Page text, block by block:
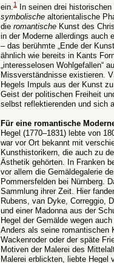
ein.1
In seinen drei
symbolische altorientalische
die romantische Kunst des
in der Moderne allerdings auch
– das berühmte „Ende der
ähnlich wie bereits in Kants
„interesselosen Wohlgefallen“
Missverständnisse existieren.
Hegels Impuls aus der Kunst
Geist der politischen Freiheit
selbst reflektierenden und sich
Für eine romantische
Hegel (1770–1831) lebte von
war vor Ort bekannt mit
Kunsthistorikern, die auch zu
Ästhetik gehörten. In Franken
vor allem die Gemäldegalerie
Pommersfelden bei Nürnberg.
Sammlung ihrer Zeit. Hier
Rubens, van Dyke, Correggio,
und einer Madonna aus der
Hegel der Gemälde wegen
Anders als seine romantischen
Wackenroder oder der späte
Motiven der Malerei des
Malerei erblickten, liebte Hegel